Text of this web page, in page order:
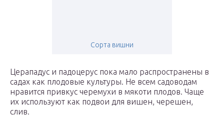
Сорта вишни
Церападус и падоцерус пока мало распространены в
садах как плодовые культуры. Не всем садоводам
нравится привкус черемухи в мякоти плодов. Чаще
их используют как подвои для вишен, черешен,
слив.